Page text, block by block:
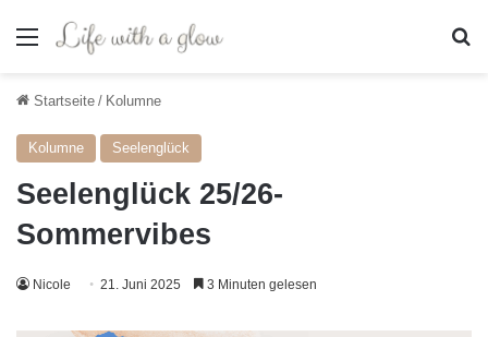
Menü
Startseite / Kolumne
Kolumne Seelenglück
Seelenglück 25/26-
Sommervibes
Nicole 21. Juni 2025 3 Minuten gelesen